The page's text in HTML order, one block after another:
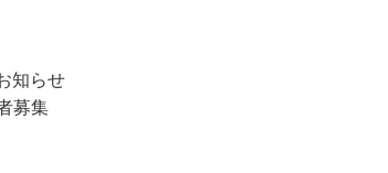
知らせ
募集